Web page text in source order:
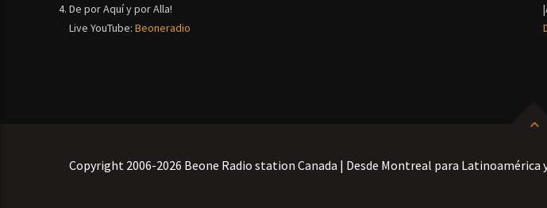
De por Aquí y por Alla!
Live YouTube: Beoneradio
Copyright 2006-2026 Beone Radio station Canada | Desde Montreal para Latinoamérica